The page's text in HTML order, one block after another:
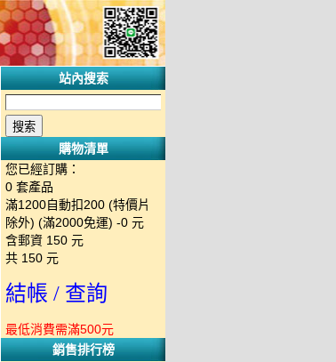
站內搜索
購物清單
您已經訂購：
0 套產品
滿1200自動扣200 (特價片
除外) (滿2000免運) -0 元
含郵資 150 元
共 150 元
結帳 / 查詢
最低消費需滿500元
銷售排行榜